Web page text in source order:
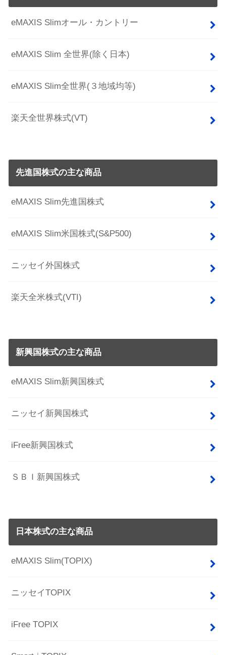
eMAXIS Slimオール・カントリー
eMAXIS Slim 全世界(除く日本)
eMAXIS Slim全世界(３地域均等)
楽天全世界株式(VT)
先進国株式の主な商品
eMAXIS Slim先進国株式
eMAXIS Slim米国株式(S&P500)
ニッセイ外国株式
楽天全米株式(VTI)
新興国株式の主な商品
eMAXIS Slim新興国株式
ニッセイ新興国株式
iFree新興国株式
ＳＢＩ新興国株式
日本株式の主な商品
eMAXIS Slim(TOPIX)
ニッセイTOPIX
iFree TOPIX